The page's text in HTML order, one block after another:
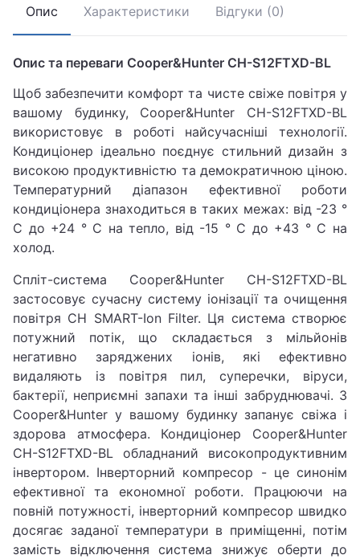
Опис Характеристики Відгуки (0)
Опис та переваги Cooper&Hunter CH-S12FTXD-BL
Щоб забезпечити комфорт та чисте свіже повітря у
вашому будинку, Cooper&Hunter CH-S12FTXD-BL
використовує в роботі найсучасніші технології.
Кондиціонер ідеально поєднує стильний дизайн з
високою продуктивністю та демократичною ціною.
Температурний діапазон ефективної роботи
кондиціонера знаходиться в таких межах: від -23 °
C до +24 ° C на тепло, від -15 ° C до +43 ° C на
холод.
Спліт-система Cooper&Hunter CH-S12FTXD-BL
застосовує сучасну систему іонізації та очищення
повітря СH SMART-Ion Filter. Ця система створює
потужний потік, що складається з мільйонів
негативно заряджених іонів, які ефективно
видаляють із повітря пил, суперечки, віруси,
бактерії, неприємні запахи та інші забруднювачі. З
Cooper&Hunter у вашому будинку запанує свіжа і
здорова атмосфера. Кондиціонер Cooper&Hunter
CH-S12FTXD-BL обладнаний високопродуктивним
інвертором. Інверторний компресор - це синонім
ефективної та економної роботи. Працюючи на
повній потужності, інверторний компресор швидко
досягає заданої температури в приміщенні, потім
замість відключення система знижує оберти до